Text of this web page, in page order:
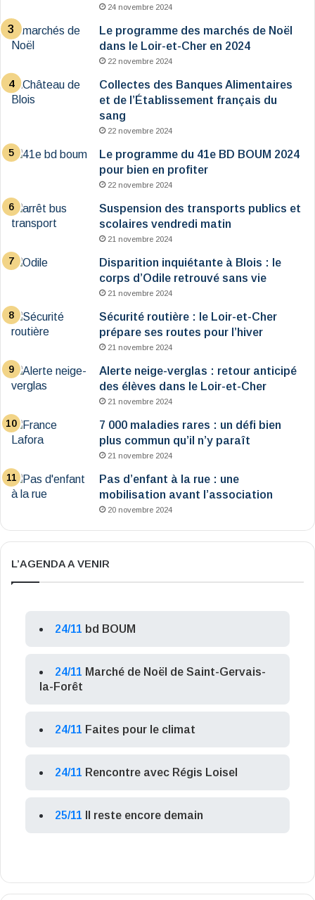
24 novembre 2024
Le programme des marchés de Noël
dans le Loir-et-Cher en 2024
22 novembre 2024
Collectes des Banques Alimentaires
et de l’Établissement français du
sang
22 novembre 2024
Le programme du 41e BD BOUM 2024
pour bien en profiter
22 novembre 2024
Suspension des transports publics et
scolaires vendredi matin
21 novembre 2024
Disparition inquiétante à Blois : le
corps d’Odile retrouvé sans vie
21 novembre 2024
Sécurité routière : le Loir-et-Cher
prépare ses routes pour l’hiver
21 novembre 2024
Alerte neige-verglas : retour anticipé
des élèves dans le Loir-et-Cher
21 novembre 2024
7 000 maladies rares : un défi bien
plus commun qu’il n’y paraît
21 novembre 2024
Pas d’enfant à la rue : une
mobilisation avant l’association
20 novembre 2024
L’AGENDA A VENIR
24/11 bd BOUM
24/11 Marché de Noël de Saint-Gervais-
la-Forêt
24/11 Faites pour le climat
24/11 Rencontre avec Régis Loisel
25/11 Il reste encore demain